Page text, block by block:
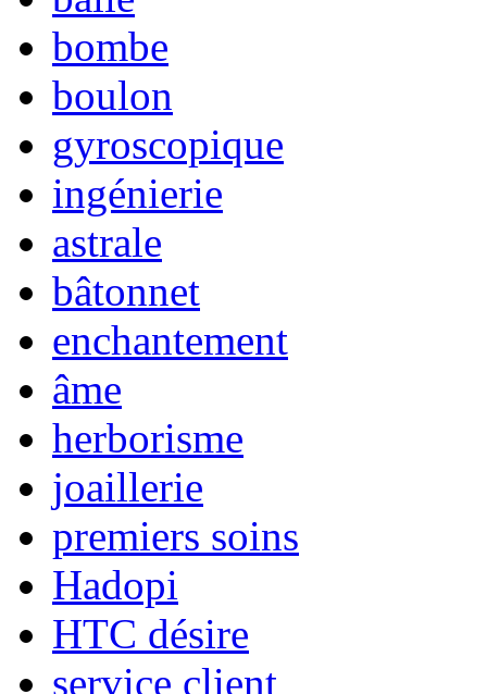
bombe
boulon
gyroscopique
ingénierie
astrale
bâtonnet
enchantement
âme
herborisme
joaillerie
premiers soins
Hadopi
HTC désire
service client